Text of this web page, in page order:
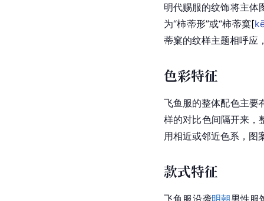
明代赐服的纹饰将主体
为“柿蒂形”或“柿蒂窠[
蒂窠的纹样主题相呼应
色彩特征
飞鱼服的整体配色主要
样的对比色间隔开来，
用相近或邻近色系，图
款式特征